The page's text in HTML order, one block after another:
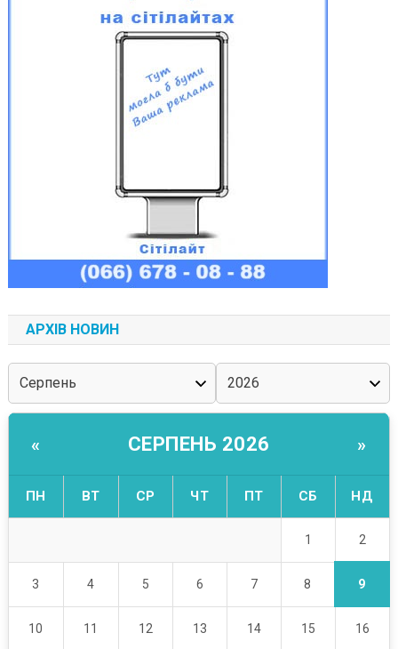
АРХІВ НОВИН
« СЕРПЕНЬ 2026 »
ПН ВТ СР ЧТ ПТ СБ НД
1 2
3 4 5 6 7 8 9
10 11 12 13 14 15 16